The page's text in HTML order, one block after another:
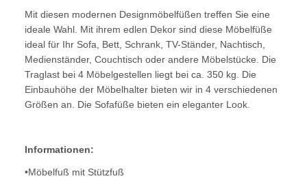
Mit diesen modernen Designmöbelfüßen treffen Sie eine
ideale Wahl. Mit ihrem edlen Dekor sind diese Möbelfüße
ideal für Ihr Sofa, Bett, Schrank, TV-Ständer, Nachtisch,
Medienständer, Couchtisch oder andere Möbelstücke. Die
Traglast bei 4 Möbelgestellen liegt bei ca. 350 kg. Die
Einbauhöhe der Möbelhalter bieten wir in 4 verschiedenen
Größen an. Die Sofafüße bieten ein eleganter Look.
Informationen:
•Möbelfuß mit Stützfuß